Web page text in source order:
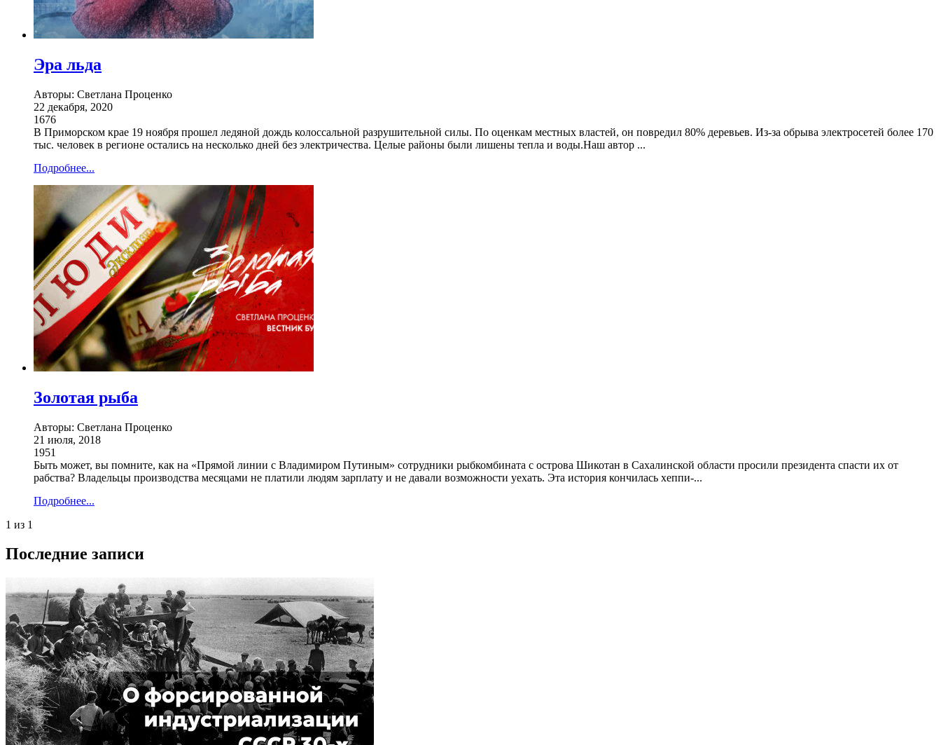
Эра льда
Авторы: Светлана Проценко
22 декабря, 2020
1676
В Приморском крае 19 ноября прошел ледяной дождь колоссальной разрушительной силы. По оценкам местных властей, он повредил 80% деревьев. Из-за обрыва электросетей более 170
тыс. человек в регионе остались на несколько дней без электричества. Целые районы были лишены тепла и воды.Наш автор ...
Подробнее...
Золотая рыба
Авторы: Светлана Проценко
21 июля, 2018
1951
Быть может, вы помните, как на «Прямой линии с Владимиром Путиным» сотрудники рыбкомбината с острова Шикотан в Сахалинской области просили президента спасти их от
рабства? Владельцы производства месяцами не платили людям зарплату и не давали возможности уехать. Эта история кончилась хеппи-...
Подробнее...
1 из 1
Последние записи